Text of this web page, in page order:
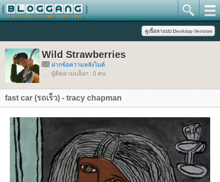
Wild Strawberries
ฝากข้อความหลังไมค์
ผู้ติดตามบล็อก : 0 คน
fast car (รถเร็ว) - tracy chapman